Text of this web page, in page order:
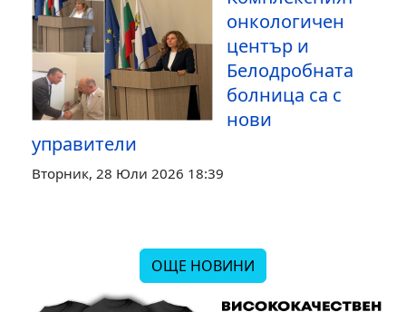
онкологичен
център и
Белодробната
болница са с
нови
управители
Вторник, 28 Юли 2026 18:39
ОЩЕ НОВИНИ